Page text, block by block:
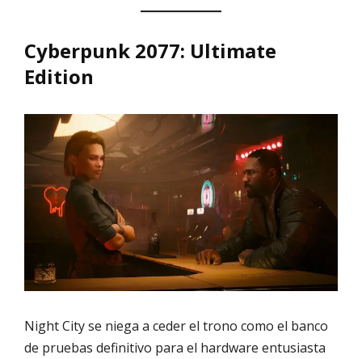
Cyberpunk 2077: Ultimate
Edition
Night City se niega a ceder el trono como el banco
de pruebas definitivo para el hardware entusiasta